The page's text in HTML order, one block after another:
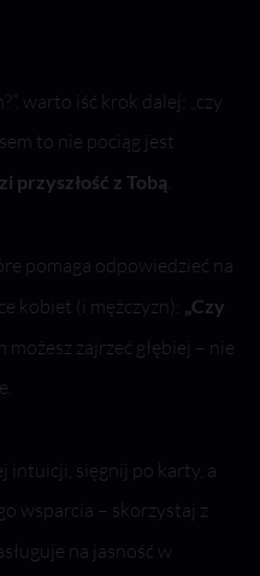
warto iść krok dalej: „czy
to nie pociąg jest
przyszłość z Tobą.
pomaga odpowiedzieć na
kobiet (i mężczyzn): „Czy
zajrzeć głębiej – nie
intuicji, sięgnij po karty, a
wsparcia – skorzystaj z
na jasność w